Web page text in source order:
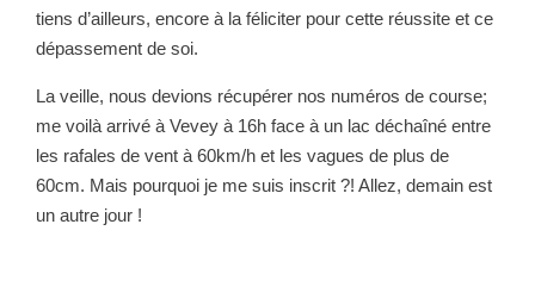
tiens d’ailleurs, encore à la féliciter pour cette réussite et ce
dépassement de soi.
La veille, nous devions récupérer nos numéros de course;
me voilà arrivé à Vevey à 16h face à un lac déchaîné entre
les rafales de vent à 60km/h et les vagues de plus de
60cm. Mais pourquoi je me suis inscrit ?! Allez, demain est
un autre jour !